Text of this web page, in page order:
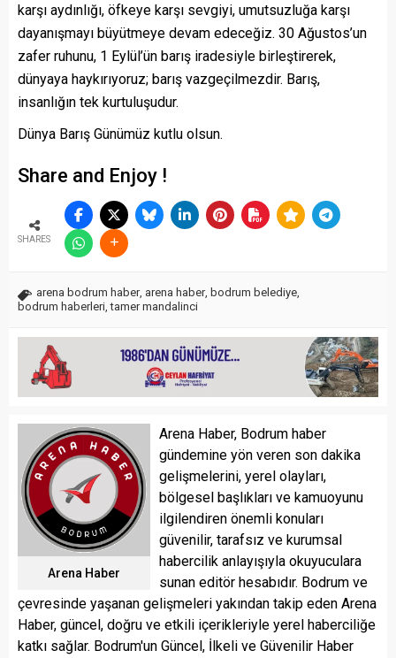
karşı aydınlığı, öfkeye karşı sevgiyi, umutsuzluğa karşı
dayanışmayı büyütmeye devam edeceğiz. 30 Ağustos’un
zafer ruhunu, 1 Eylül’ün barış iradesiyle birleştirerek,
dünyaya haykırıyoruz; barış vazgeçilmezdir. Barış,
insanlığın tek kurtuluşudur.
Dünya Barış Günümüz kutlu olsun.
Share and Enjoy !
SHARES
arena bodrum haber, arena haber, bodrum belediye
bodrum haberleri ,tamer mandalinci
Arena Haber
Arena Haber, Bodrum haber
gündemine yön veren son dakika
gelişmelerini, yerel olayları,
bölgesel başlıkları ve kamuoyunu
ilgilendiren önemli konuları
güvenilir, tarafsız ve kurumsal
habercilik anlayışıyla okuyuculara
sunan editör hesabıdır. Bodrum ve
çevresinde yaşanan gelişmeleri yakından takip eden Arena
Haber, güncel, doğru ve etkili içerikleriyle yerel haberciliğe
katkı sağlar. Bodrum'un Güncel, İlkeli ve Güvenilir Haber